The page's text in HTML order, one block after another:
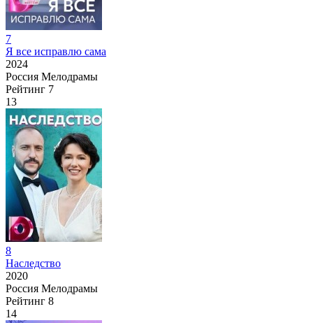
7
Я все исправлю сама
2024
Россия Мелодрамы
Рейтинг 7
13
8
Наследство
2020
Россия Мелодрамы
Рейтинг 8
14